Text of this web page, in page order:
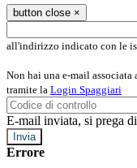
button close ×
all'indirizzo indicato con le
Non hai una e-mail
tramite la Login Spaggiari
E-mail inviata, si prega
Errore